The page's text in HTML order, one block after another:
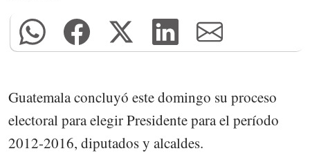
Guatemala concluyó este domingo su proceso
electoral para elegir Presidente para el período
2012-2016, diputados y alcaldes.